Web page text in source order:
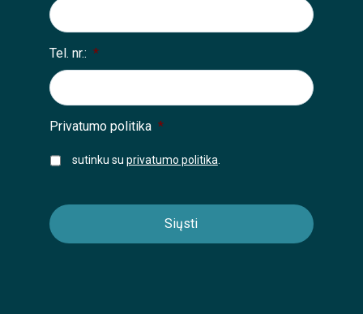
Tel. nr.: *
Privatumo politika *
sutinku su privatumo politika